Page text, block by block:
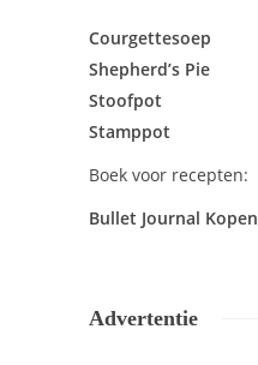
Courgettesoep
Shepherd’s Pie
Stoofpot
Stamppot
Boek voor recepten:
Bullet Journal Kopen
Advertentie